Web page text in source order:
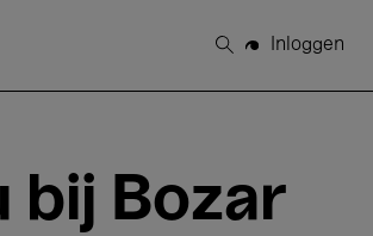
Zoeken
Inloggen
bij Bozar